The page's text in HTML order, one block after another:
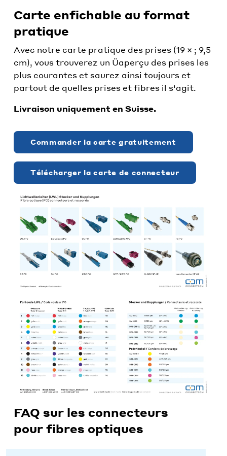
Carte enfichable au format
pratique
Avec notre carte pratique des prises (19 × ; 9,5
cm), vous trouverez un Üaperçu des prises les
plus courantes et saurez ainsi toujours et
partout de quelles prises et fibres il s'agit.
Livraison uniquement en Suisse.
Commander la carte gratuitement
Télécharger la carte de connecteur
FAQ sur les connecteurs
pour fibres optiques